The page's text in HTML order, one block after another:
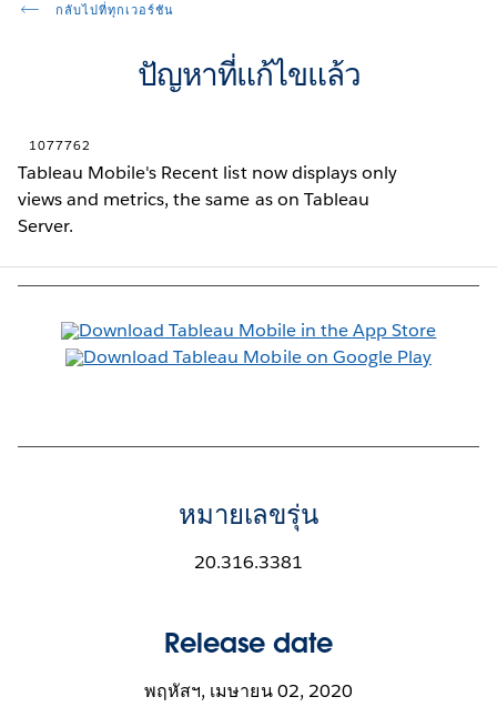
กลับไปที่ทุกเวอร์ชัน
ปัญหาที่แก้ไขแล้ว
1077762
Tableau Mobile's Recent list now displays only
views and metrics, the same as on Tableau
Server.
หมายเลขรุ่น
20.316.3381
Release date
พฤหัสฯ, เมษายน 02, 2020